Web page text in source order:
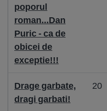
poporul
roman...Dan
Puric - ca de
obicei de
exceptie!!!
Drage garbate,
dragi garbati!
20